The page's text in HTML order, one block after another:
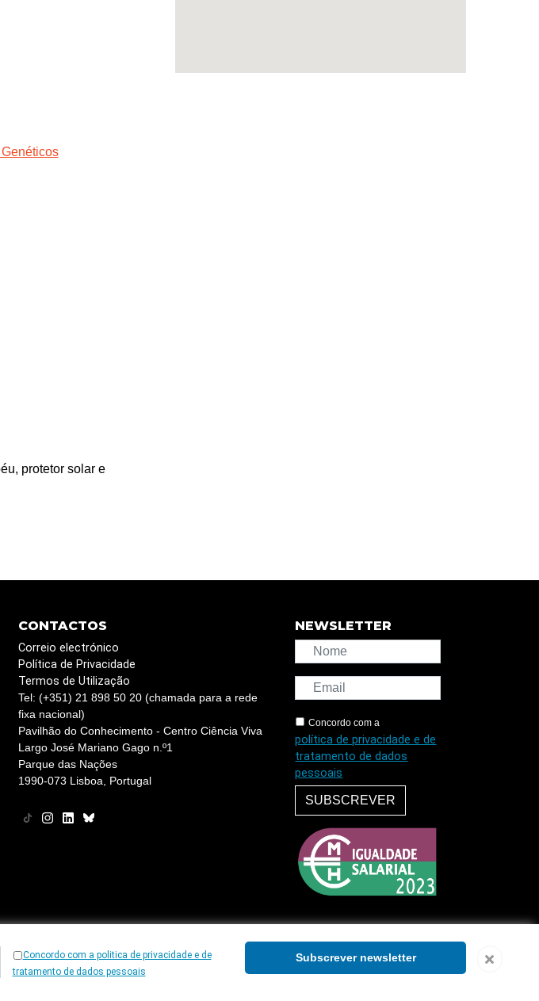
protetor solar e
CONTACTOS
Correio electrónico
Política de Privacidade
Termos de Utilização
Tel: (+351) 21 898 50 20 (chamada para a rede
fixa nacional)
Pavilhão do Conhecimento - Centro Ciência Viva
Largo José Mariano Gago n.º1
Parque das Nações
1990-073 Lisboa, Portugal
NEWSLETTER
Concordo com a
política de privacidade e de
tratamento de dados
pessoais
SUBSCREVER
Ciência Viva
Concordo com a politica de privacidade e de
tratamento de dados pessoais
Subscrever newsletter